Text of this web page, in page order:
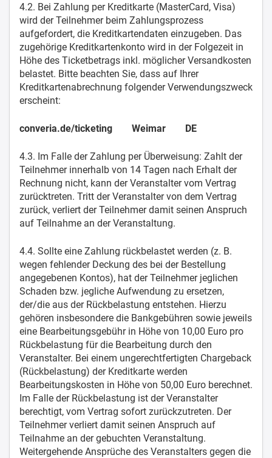
4.2. Bei Zahlung per Kreditkarte (MasterCard, Visa)
wird der Teilnehmer beim Zahlungsprozess
aufgefordert, die Kreditkartendaten einzugeben. Das
zugehörige Kreditkartenkonto wird in der Folgezeit in
Höhe des Ticketbetrags inkl. möglicher Versandkosten
belastet. Bitte beachten Sie, dass auf Ihrer
Kreditkartenabrechnung folgender Verwendungszweck
erscheint:
converia.de/ticketing Weimar DE
4.3. Im Falle der Zahlung per Überweisung: Zahlt der
Teilnehmer innerhalb von 14 Tagen nach Erhalt der
Rechnung nicht, kann der Veranstalter vom Vertrag
zurücktreten. Tritt der Veranstalter von dem Vertrag
zurück, verliert der Teilnehmer damit seinen Anspruch
auf Teilnahme an der Veranstaltung.
4.4. Sollte eine Zahlung rückbelastet werden (z. B.
wegen fehlender Deckung des bei der Bestellung
angegebenen Kontos), hat der Teilnehmer jeglichen
Schaden bzw. jegliche Aufwendung zu ersetzen,
der/die aus der Rückbelastung entstehen. Hierzu
gehören insbesondere die Bankgebühren sowie jeweils
eine Bearbeitungsgebühr in Höhe von 10,00 Euro pro
Rückbelastung für die Bearbeitung durch den
Veranstalter. Bei einem ungerechtfertigten Chargeback
(Rückbelastung) der Kreditkarte werden
Bearbeitungskosten in Höhe von 50,00 Euro berechnet.
Im Falle der Rückbelastung ist der Veranstalter
berechtigt, vom Vertrag sofort zurückzutreten. Der
Teilnehmer verliert damit seinen Anspruch auf
Teilnahme an der gebuchten Veranstaltung.
Weitergehende Ansprüche des Veranstalters gegen die